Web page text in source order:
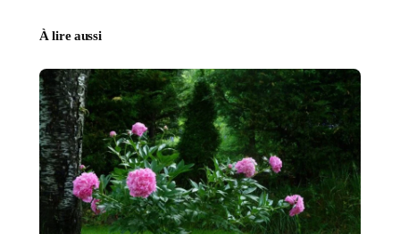
À lire aussi